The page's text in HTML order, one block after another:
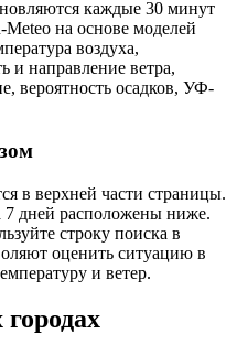
каждые 30 минут
Meteo на основе моделей
воздуха,
и направление ветра,
вероятность осадков, УФ-
в верхней части страницы.
7 дней расположены ниже.
строку поиска в
оценить ситуацию в
и ветер.